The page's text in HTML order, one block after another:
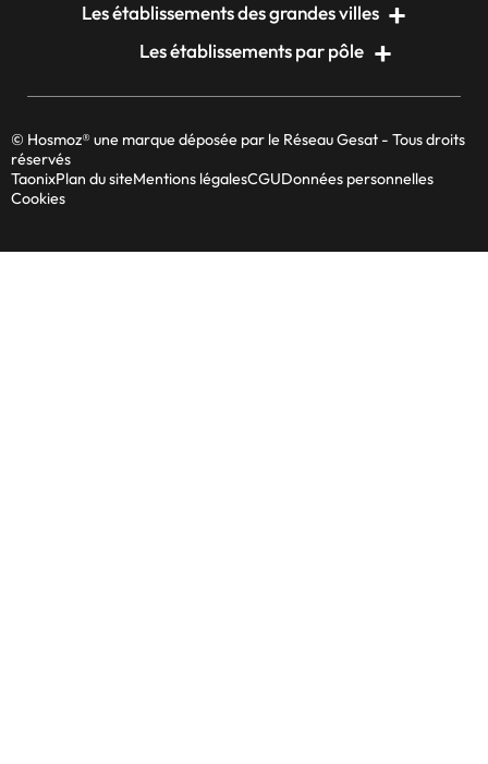
Les établissements des grandes villes
Les établissements par pôle
© Hosmoz® une marque déposée par le Réseau Gesat - Tous droits
réservés
TaonixPlan du siteMentions légalesCGUDonnées personnelles
Cookies